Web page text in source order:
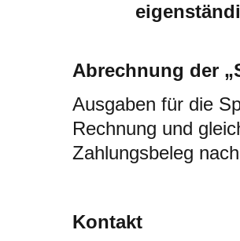
Abrechnung der
Ausgaben für die
Rechnung und
Zahlungsbeleg
Kontakt